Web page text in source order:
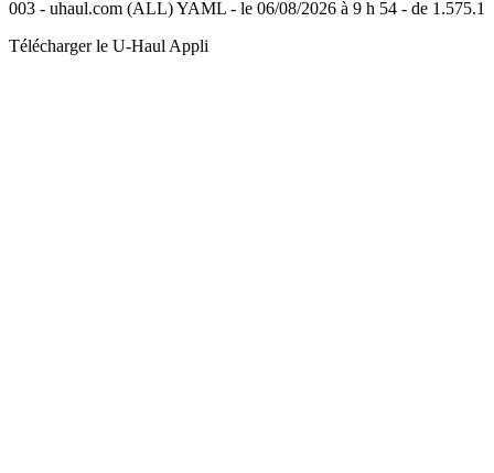
003 - uhaul.com (ALL) YAML - le 06/08/2026 à 9 h 54 - de 1.575.1
Télécharger le U-Haul Appli